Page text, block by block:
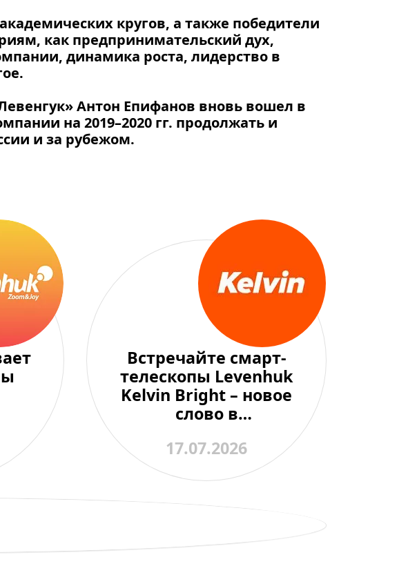
кругов, а также победители
как предпринимательский дух,
динамика роста, лидерство в
Антон Епифанов вновь вошел в
на 2019–2020 гг. продолжать и
и за рубежом.
Встречайте смарт-
телескопы Levenhuk
Kelvin Bright – новое
слово в
астрономии
17.07.2026